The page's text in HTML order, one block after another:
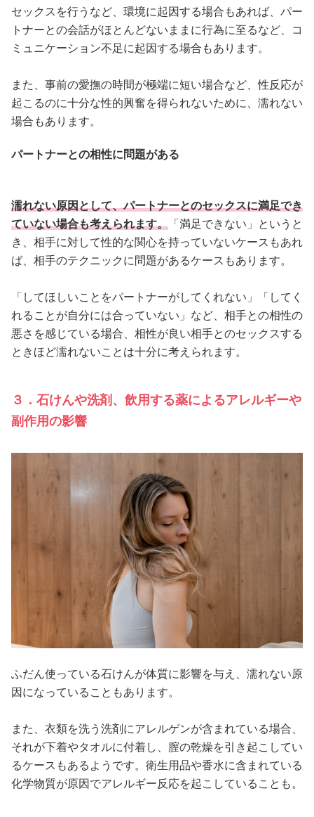
セックスを行うなど、環境に起因する場合もあれば、パー
トナーとの会話がほとんどないままに行為に至るなど、コ
ミュニケーション不足に起因する場合もあります。
また、事前の愛撫の時間が極端に短い場合など、性反応が
起こるのに十分な性的興奮を得られないために、濡れない
場合もあります。
パートナーとの相性に問題がある
濡れない原因として、パートナーとのセックスに満足でき
ていない場合も考えられます。 「満足できない」というと
き、相手に対して性的な関心を持っていないケースもあれ
ば、相手のテクニックに問題があるケースもあります。
「してほしいことをパートナーがしてくれない」「してく
れることが自分には合っていない」など、相手との相性の
悪さを感じている場合、相性が良い相手とのセックスする
ときほど濡れないことは十分に考えられます。
３．石けんや洗剤、飲用する薬によるアレルギーや
副作用の影響
ふだん使っている石けんが体質に影響を与え、濡れない原
因になっていることもあります。
また、衣類を洗う洗剤にアレルゲンが含まれている場合、
それが下着やタオルに付着し、膣の乾燥を引き起こしてい
るケースもあるようです。衛生用品や香水に含まれている
化学物質が原因でアレルギー反応を起こしていることも。